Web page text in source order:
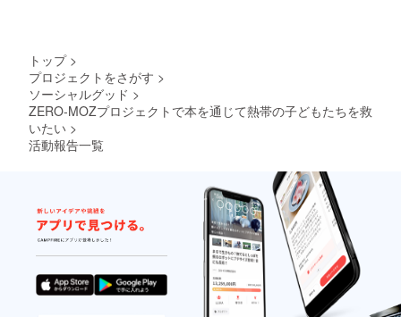
トップ >
プロジェクトをさがす >
ソーシャルグッド >
ZERO-MOZプロジェクトで本を通じて熱帯の子どもたちを救
いたい >
活動報告一覧